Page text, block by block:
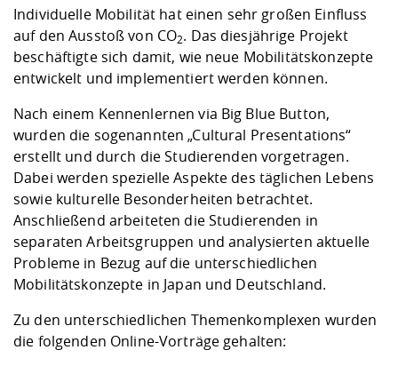
Fremdsprachen
Jobs, Praktika,
Arbeit
Individuelle Mobilität hat einen sehr großen Einfluss
auf den Ausstoß von CO2. Das diesjährige Projekt
beschäftigte sich damit, wie neue Mobilitätskonzepte
entwickelt und implementiert werden können.
Nach einem Kennenlernen via Big Blue Button,
wurden die sogenannten „Cultural Presentations“
erstellt und durch die Studierenden vorgetragen.
Dabei werden spezielle Aspekte des täglichen Lebens
sowie kulturelle Besonderheiten betrachtet.
Anschließend arbeiteten die Studierenden in
separaten Arbeitsgruppen und analysierten aktuelle
Probleme in Bezug auf die unterschiedlichen
Mobilitätskonzepte in Japan und Deutschland.
Zu den unterschiedlichen Themenkomplexen wurden
die folgenden Online-Vorträge gehalten: